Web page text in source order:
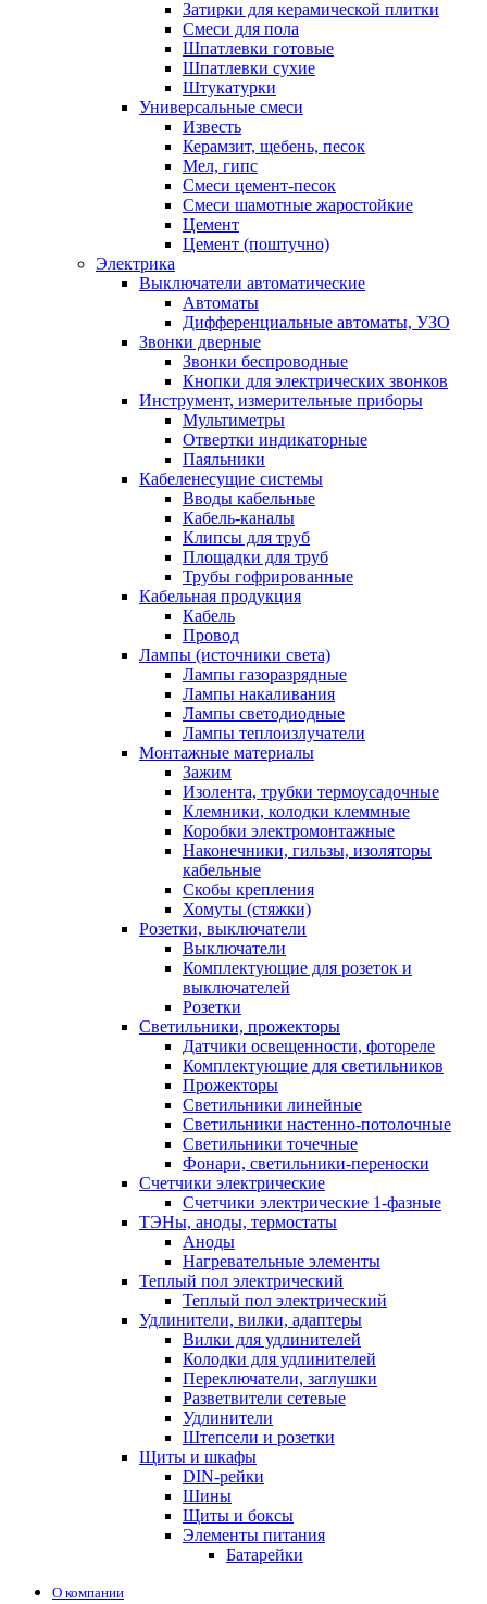
Затирки для керамической плитки
Смеси для пола
Шпатлевки готовые
Шпатлевки сухие
Штукатурки
Универсальные смеси
Известь
Керамзит, щебень, песок
Мел, гипс
Смеси цемент-песок
Смеси шамотные жаростойкие
Цемент
Цемент (поштучно)
Электрика
Выключатели автоматические
Автоматы
Дифференциальные автоматы, УЗО
Звонки дверные
Звонки беспроводные
Кнопки для электрических звонков
Инструмент, измерительные приборы
Мультиметры
Отвертки индикаторные
Паяльники
Кабеленесущие системы
Вводы кабельные
Кабель-каналы
Клипсы для труб
Площадки для труб
Трубы гофрированные
Кабельная продукция
Кабель
Провод
Лампы (источники света)
Лампы газоразрядные
Лампы накаливания
Лампы светодиодные
Лампы теплоизлучатели
Монтажные материалы
Зажим
Изолента, трубки термоусадочные
Клемники, колодки клеммные
Коробки электромонтажные
Наконечники, гильзы, изоляторы
кабельные
Скобы крепления
Хомуты (стяжки)
Розетки, выключатели
Выключатели
Комплектующие для розеток и
выключателей
Розетки
Светильники, прожекторы
Датчики освещенности, фотореле
Комплектующие для светильников
Прожекторы
Светильники линейные
Светильники настенно-потолочные
Светильники точечные
Фонари, светильники-переноски
Счетчики электрические
Счетчики электрические 1-фазные
ТЭНы, аноды, термостаты
Аноды
Нагревательные элементы
Теплый пол электрический
Теплый пол электрический
Удлинители, вилки, адаптеры
Вилки для удлинителей
Колодки для удлинителей
Переключатели, заглушки
Разветвители сетевые
Удлинители
Штепсели и розетки
Щиты и шкафы
DIN-рейки
Шины
Щиты и боксы
Элементы питания
Батарейки
О компании